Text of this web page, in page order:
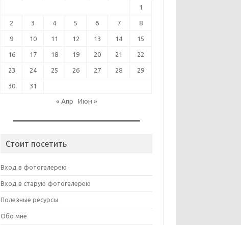
1
2 3 4 5 6 7 8
9 10 11 12 13 14 15
16 17 18 19 20 21 22
23 24 25 26 27 28 29
30 31
« Апр Июн »
Стоит посетить
Вход в фотогалерею
Вход в старую фотогалерею
Полезные ресурсы
Обо мне